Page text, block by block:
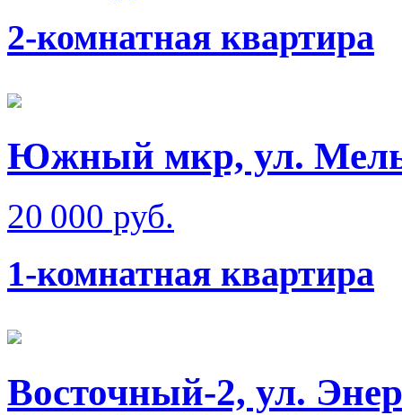
2-комнатная квартира
Южный мкр, ул.
20 000 руб.
1-комнатная квартира
Восточный-2, ул.